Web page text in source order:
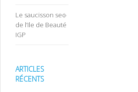
Le saucisson sec
de l’Ile de Beauté
IGP
ARTICLES
RÉCENTS